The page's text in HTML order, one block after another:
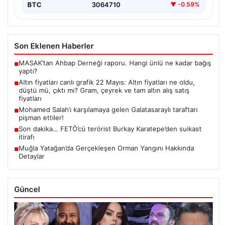
BTC 3064710 ▼ -0.59%
Son Eklenen Haberler
■MASAK’tan Ahbap Derneği raporu. Hangi ünlü ne kadar bağış
yaptı?
■Altın fiyatları canlı grafik 22 Mayıs: Altın fiyatları ne oldu,
düştü mü, çıktı mı? Gram, çeyrek ve tam altın alış satış
fiyatları
■Mohamed Salah’ı karşılamaya gelen Galatasaraylı taraftarı
pişman ettiler!
■Son dakika… FETÖ’cü terörist Burkay Karatepe’den suikast
itirafı
■Muğla Yatağan’da Gerçekleşen Orman Yangını Hakkında
Detaylar
Güncel